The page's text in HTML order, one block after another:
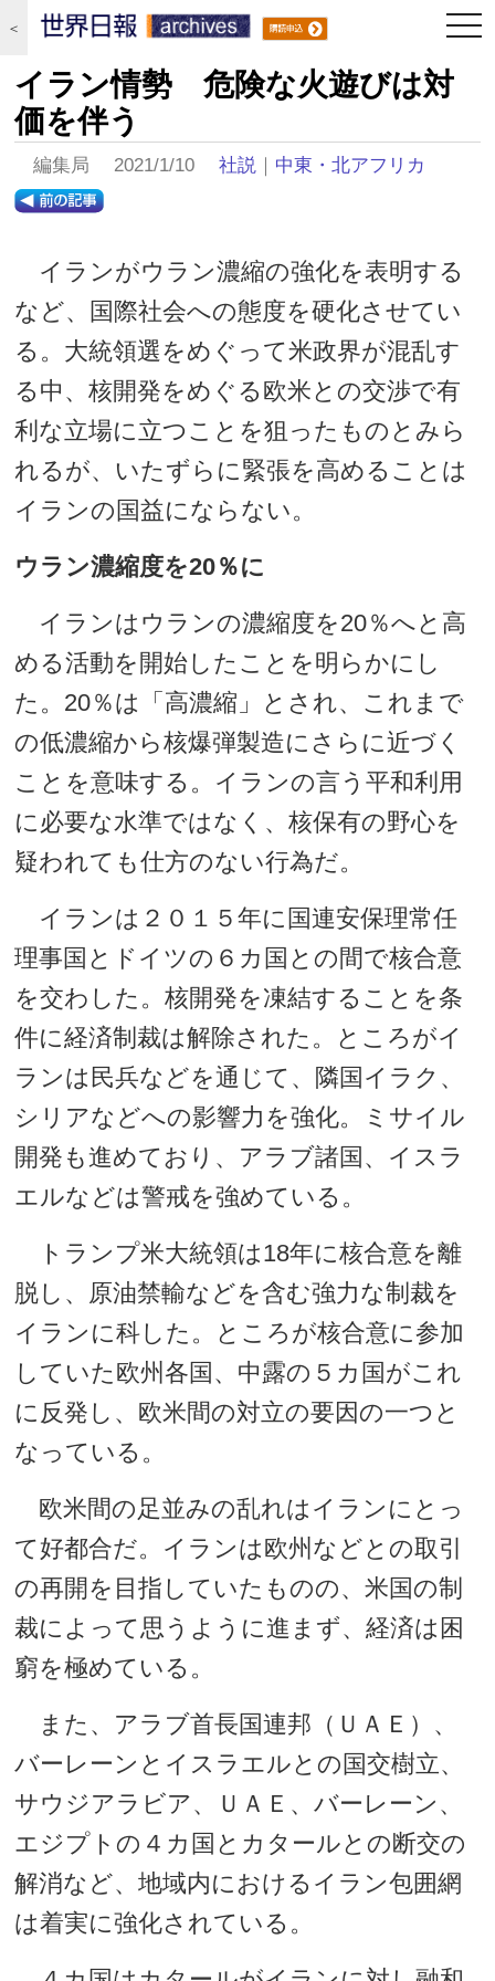
＜
イラン情勢 危険な火遊びは対
価を伴う
編集局 2021/1/10社説 ｜ 中東・北アフリカ
イランがウラン濃縮の強化を表明する
など、国際社会への態度を硬化させてい
る。大統領選をめぐって米政界が混乱す
る中、核開発をめぐる欧米との交渉で有
利な立場に立つことを狙ったものとみら
れるが、いたずらに緊張を高めることは
イランの国益にならない。
ウラン濃縮度を20％に
イランはウランの濃縮度を20％へと高
める活動を開始したことを明らかにし
た。20％は「高濃縮」とされ、これまで
の低濃縮から核爆弾製造にさらに近づく
ことを意味する。イランの言う平和利用
に必要な水準ではなく、核保有の野心を
疑われても仕方のない行為だ。
イランは２０１５年に国連安保理常任
理事国とドイツの６カ国との間で核合意
を交わした。核開発を凍結することを条
件に経済制裁は解除された。ところがイ
ランは民兵などを通じて、隣国イラク、
シリアなどへの影響力を強化。ミサイル
開発も進めており、アラブ諸国、イスラ
エルなどは警戒を強めている。
トランプ米大統領は18年に核合意を離
脱し、原油禁輸などを含む強力な制裁を
イランに科した。ところが核合意に参加
していた欧州各国、中露の５カ国がこれ
に反発し、欧米間の対立の要因の一つと
なっている。
欧米間の足並みの乱れはイランにとっ
て好都合だ。イランは欧州などとの取引
の再開を目指していたものの、米国の制
裁によって思うように進まず、経済は困
窮を極めている。
また、アラブ首長国連邦（ＵＡＥ）、
バーレーンとイスラエルとの国交樹立、
サウジアラビア、ＵＡＥ、バーレーン、
エジプトの４カ国とカタールとの断交の
解消など、地域内におけるイラン包囲網
は着実に強化されている。